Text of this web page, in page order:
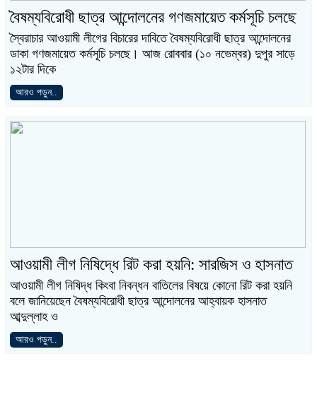
বৈষম্যবিরোধী ছাত্র আন্দোলনের গণজমায়েত কর্মসূচি চলছে
স্বৈরাচার আওয়ামী লীগের বিচারের দাবিতে বৈষম্যবিরোধী ছাত্র আন্দোলনের
ডাকা গণজমায়েত কর্মসূচি চলছে। আজ রোববার (১০ নভেম্বর) দুপুর সাড়ে
১২টার দিকে
আরও পড়ুন..
আওয়ামী লীগ নিষিদ্ধে রিট করা হয়নি: সারজিস ও হাসনাত
আওয়ামী লীগ নিষিদ্ধ কিংবা নিবন্ধন বাতিলের বিষয়ে কোনো রিট করা হয়নি
বলে জানিয়েছেন বৈষম্যবিরোধী ছাত্র আন্দোলনের আহ্বায়ক হাসনাত
আব্দুল্লাহ ও
আরও পড়ুন..